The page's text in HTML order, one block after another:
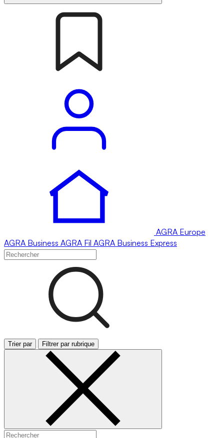
AGRA Europe
AGRA Business AGRA Fil AGRA Business Express
Trier par Filtrer par rubrique